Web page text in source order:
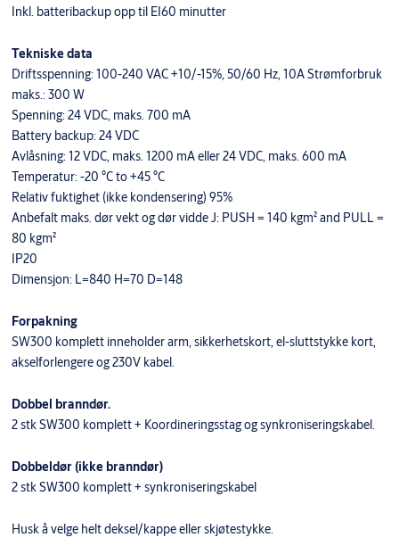
Inkl. batteribackup opp til EI60 minutter
Tekniske data
Driftsspenning: 100-240 VAC +10/-15%, 50/60 Hz, 10A Strømforbruk
maks.: 300 W
Spenning: 24 VDC, maks. 700 mA
Battery backup: 24 VDC
Avlåsning: 12 VDC, maks. 1200 mA eller 24 VDC, maks. 600 mA
Temperatur: -20 °C to +45 °C
Relativ fuktighet (ikke kondensering) 95%
Anbefalt maks. dør vekt og dør vidde J: PUSH = 140 kgm² and PULL =
80 kgm²
IP20
Dimensjon: L=840 H=70 D=148
Forpakning
SW300 komplett inneholder arm, sikkerhetskort, el-sluttstykke kort,
akselforlengere og 230V kabel.
Dobbel branndør.
2 stk SW300 komplett + Koordineringsstag og synkroniseringskabel.
Dobbeldør (ikke branndør)
2 stk SW300 komplett + synkroniseringskabel
Husk å velge helt deksel/kappe eller skjøtestykke.